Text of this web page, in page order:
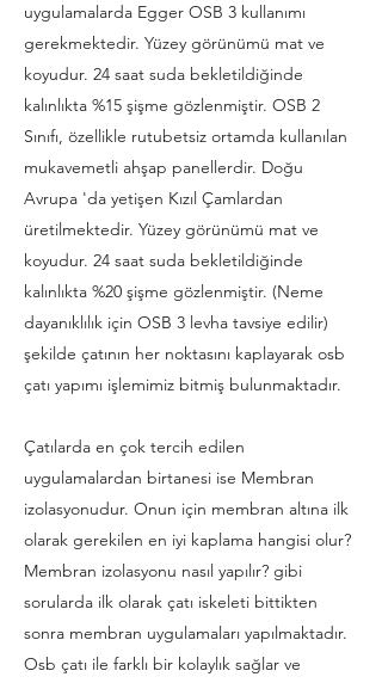
uygulamalarda Egger OSB 3 kullanımı
gerekmektedir. Yüzey görünümü mat ve
koyudur. 24 saat suda bekletildiğinde
kalınlıkta %15 şişme gözlenmiştir. OSB 2
Sınıfı, özellikle rutubetsiz ortamda kullanılan
mukavemetli ahşap panellerdir. Doğu
Avrupa 'da yetişen Kızıl Çamlardan
üretilmektedir. Yüzey görünümü mat ve
koyudur. 24 saat suda bekletildiğinde
kalınlıkta %20 şişme gözlenmiştir. (Neme
dayanıklılık için OSB 3 levha tavsiye edilir)
şekilde çatının her noktasını kaplayarak osb
çatı yapımı işlemimiz bitmiş bulunmaktadır.
Çatılarda en çok tercih edilen
uygulamalardan birtanesi ise Membran
izolasyonudur. Onun için membran altına ilk
olarak gerekilen en iyi kaplama hangisi olur?
Membran izolasyonu nasıl yapılır? gibi
sorularda ilk olarak çatı iskeleti bittikten
sonra membran uygulamaları yapılmaktadır.
Osb çatı ile farklı bir kolaylık sağlar ve